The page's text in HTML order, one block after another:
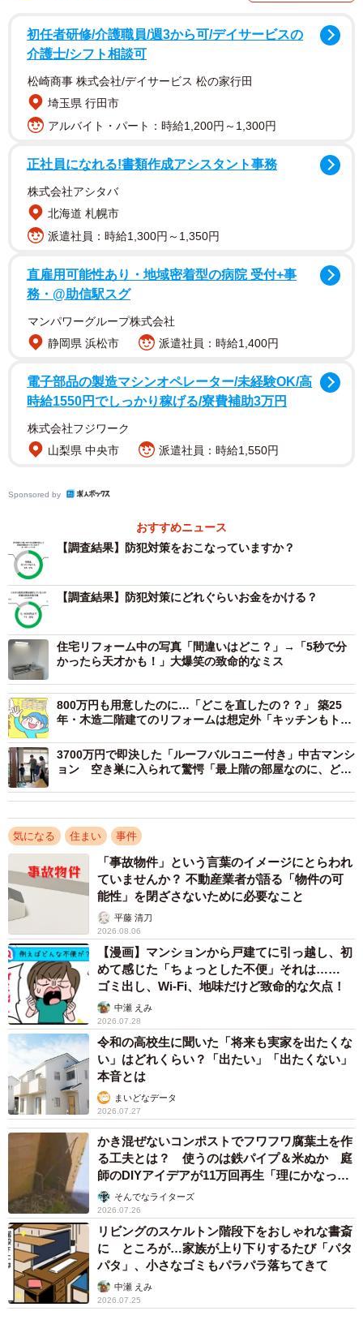
いる全国の30～49歳の男女500人を対象として、2024年8月
にインターネットで実施されました。
住宅侵入のリスクがある住宅の特徴に当てはまる家庭（提供画像）
目のうち、いずれかに当てはまる家庭は全体の75.6％とな
▽自宅の植木／枯れ木の手入れがされていない
▽ポストにチラシなどが溜まりがち
▽夜の時間帯に自宅周辺が薄暗く人目につきづらい
▽自宅の敷地内で周囲から死角になる場所がある
▽コンビニなど5分以内の外出やゴミ出しなどの際に鍵を閉
めないことがある
▽置き配を夜まで放置していることがある
▽外に干した洗濯物を仕事などで夜遅くまで取り込まない
ことがある
▽自宅にいる際に玄関や窓の鍵を開けたままにすることが
ある（夏場や換気の際に開放している場合は除く）
▽リモートワーク中に玄関や窓の鍵を開けたままにするこ
とがある（夏場や換気の際に開放している場合は除く）
防犯対策を行っていない割合（提供画像）
一方、住宅侵入のリスクがある住宅の特徴に当てはまる378
人のうち、「防犯対策を行っている」と答えた人は35.4％
だったのに対して、「防犯対策を行っていない」と答えた
人は64.6％となり、多くの人が無意識のうちに、住宅に侵
入されやすい状況を作り出していることがわかりました。
初任者研修/介護職員/週3から可/デイサービスの
介護士/シフト相談可
松崎商事 株式会社/デイサービス 松の家行田
埼玉県 行田市
アルバイト・パート：時給1,200円～1,300円
正社員になれる!書類作成アシスタント事務
株式会社アシタバ
北海道 札幌市
派遣社員：時給1,300円～1,350円
直雇用可能性あり・地域密着型の病院 受付+事
務・@助信駅スグ
マンパワーグループ株式会社
静岡県 浜松市
派遣社員：時給1,400円
電子部品の製造マシンオペレーター/未経験OK/高
時給1550円でしっかり稼げる/寮費補助3万円
株式会社フジワーク
山梨県 中央市
派遣社員：時給1,550円
Sponsored by
おすすめニュース
【調査結果】防犯対策をおこなっていますか？
【調査結果】防犯対策にどれぐらいお金をかける？
住宅リフォーム中の写真「間違いはどこ？」→「5秒で分
かったら天才かも！」大爆笑の致命的なミス
800万円も用意したのに…「どこを直したの？？」 築25
年・木造二階建てのリフォームは想定外「キッチンもトイ
3700万円で即決した「ルーフバルコニー付き」中古マンシ
ョン 空き巣に入られて驚愕「最上階の部屋なのに、どう
気になる 住まい 事件
「事故物件」という言葉のイメージにとらわれ
ていませんか？ 不動産業者が語る「物件の可
能性」を閉ざさないために必要なこと
平藤 清刀
2026.08.06
【漫画】マンションから戸建てに引っ越し、初
めて感じた「ちょっとした不便」それは……
ゴミ出し、Wi-Fi、地味だけど致命的な欠点！
中瀬 えみ
2026.07.28
令和の高校生に聞いた「将来も実家を出たくな
い」はどれくらい？「出たい」「出たくない」
本音とは
まいどなデータ
2026.07.27
かき混ぜないコンポストでフワフワ腐葉土を作
る工夫とは？ 使うのは鉄パイプ＆米ぬか 庭
師のDIYアイデアが11万回再生「理にかなった
手法」そんでなライターズ
2026.07.26
リビングのスケルトン階段下をおしゃれな書斎
に ところが…家族が上り下りするたび「パタ
パタ」、小さなゴミもパラパラ落ちてきて
中瀬 えみ
2026.07.25